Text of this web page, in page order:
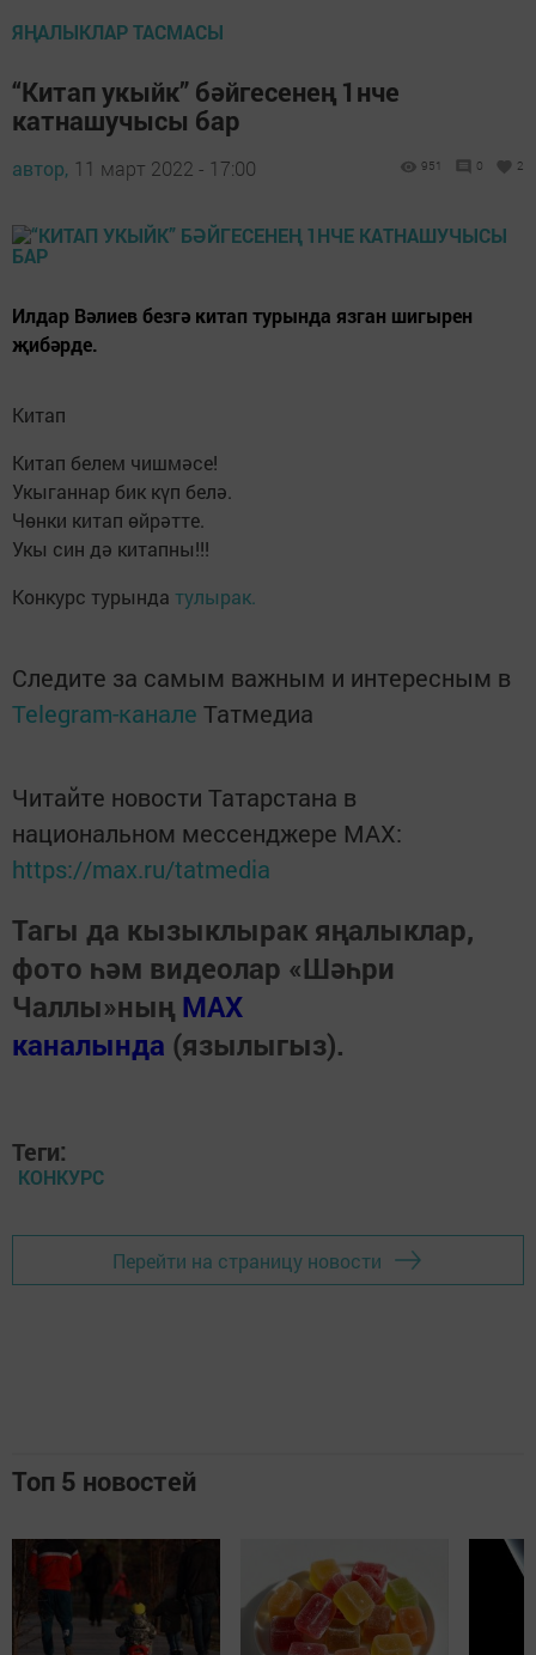
ЯҢАЛЫКЛАР ТАСМАСЫ
“Китап укыйк” бәйгесенең 1нче
катнашучысы бар
автор, 11 март 2022 - 17:00 951 0 2
Илдар Вәлиев безгә китап турында язган шигырен
җибәрде.
Китап
Китап белем чишмәсе!
Укыганнар бик күп белә.
Чөнки китап өйрәтте.
Укы син дә китапны!!!
Конкурс турында тулырак.
Следите за самым важным и интересным в
Telegram-канале Татмедиа
Читайте новости Татарстана в
национальном мессенджере MАХ:
https://max.ru/tatmedia
Тагы да кызыклырак яңалыклар,
фото һәм видеолар «Шәһри
Чаллы»ның MAX
каналында (язылыгыз).
Теги:
КОНКУРС
Перейти на страницу новости
Топ 5 новостей